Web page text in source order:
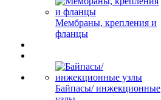
Мембраны, крепления и
фланцы
Байпасы/ инжекционные